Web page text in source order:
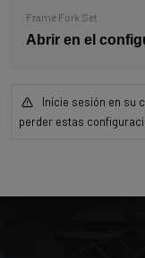
Frame Fork Set
Abrir en el
Inicie sesión en su
perder estas